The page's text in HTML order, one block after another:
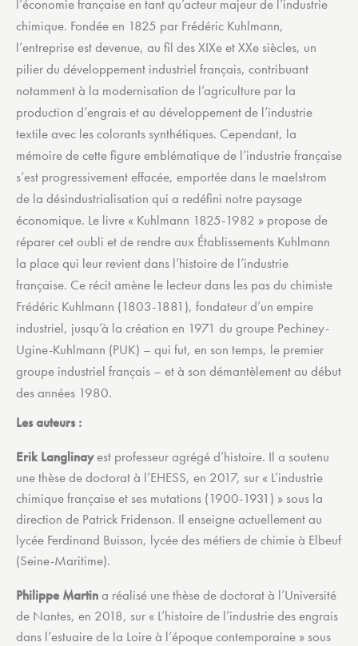
l’économie française en tant qu’acteur majeur de l’industrie
chimique. Fondée en 1825 par Frédéric Kuhlmann,
l’entreprise est devenue, au fil des XIXe et XXe siècles, un
pilier du développement industriel français, contribuant
notamment à la modernisation de l’agriculture par la
production d’engrais et au développement de l’industrie
textile avec les colorants synthétiques. Cependant, la
mémoire de cette figure emblématique de l’industrie française
s’est progressivement effacée, emportée dans le maelstrom
de la désindustrialisation qui a redéfini notre paysage
économique. Le livre « Kuhlmann 1825-1982 » propose de
réparer cet oubli et de rendre aux Établissements Kuhlmann
la place qui leur revient dans l’histoire de l’industrie
française. Ce récit amène le lecteur dans les pas du chimiste
Frédéric Kuhlmann (1803-1881), fondateur d’un empire
industriel, jusqu’à la création en 1971 du groupe Pechiney-
Ugine-Kuhlmann (PUK) – qui fut, en son temps, le premier
groupe industriel français – et à son démantèlement au début
des années 1980.
Les auteurs :
Erik Langlinayest professeur agrégé d’histoire. Il a soutenu
une thèse de doctorat à l’EHESS, en 2017, sur « L’industrie
chimique française et ses mutations (1900-1931) » sous la
direction de Patrick Fridenson. Il enseigne actuellement au
lycée Ferdinand Buisson, lycée des métiers de chimie à Elbeuf
(Seine-Maritime).
Philippe Martina réalisé une thèse de doctorat à l’Université
de Nantes, en 2018, sur « L’histoire de l’industrie des engrais
dans l’estuaire de la Loire à l’époque contemporaine » sous